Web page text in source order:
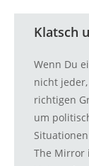
Klatsch
Wenn Du
nicht
richtigen
um
The Mirror